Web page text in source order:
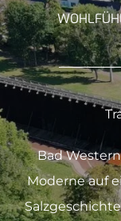
Bad
Moderne auf